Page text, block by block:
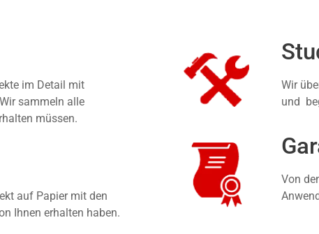
im Detail mit
sammeln alle
müssen.
auf Papier mit den
Ihnen erhalten haben.
Wir
und
Von